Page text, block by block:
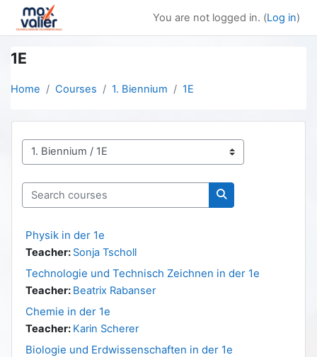
Skip to main content
You are not logged in. (Log in)
1E
Home Courses 1. Biennium 1E
Course categories
Search courses
Search courses
Physik in der 1e
Teacher: Sonja Tscholl
Technologie und Technisch Zeichnen in der 1e
Teacher: Beatrix Rabanser
Chemie in der 1e
Teacher: Karin Scherer
Biologie und Erdwissenschaften in der 1e